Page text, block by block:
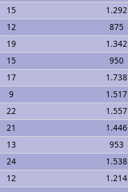
15 1.292
12 875
19 1.342
15 950
17 1.738
9 1.517
22 1.557
21 1.446
13 953
24 1.538
12 1.214